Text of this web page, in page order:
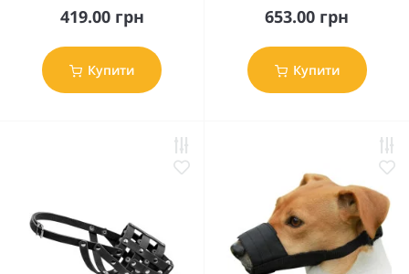
419.00 грн
Купити
653.00 грн
Купити